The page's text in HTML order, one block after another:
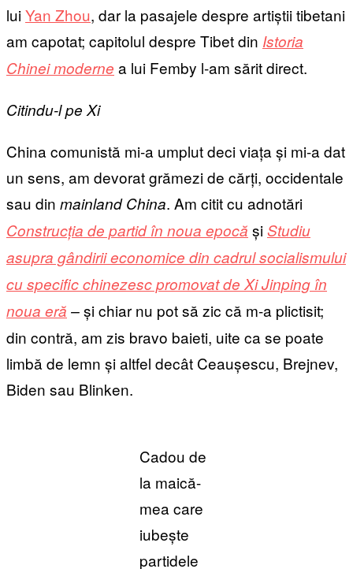
luiYan Zhou, dar la pasajele despre artiștii tibetani
am capotat; capitolul despre Tibet din Istoria
Chinei moderne a lui Femby l-am sărit direct.
Citindu-l pe Xi
China comunistă mi-a umplut deci viața și mi-a dat
un sens, am devorat grămezi de cărți, occidentale
sau din mainland China. Am citit cu adnotări
Construcția de partid în noua epocă șiStudiu
asupra gândirii economice din cadrul socialismului
cu specific chinezesc promovat de Xi Jinping în
noua eră –și chiar nu pot să zic că m-a plictisit;
din contră, am zis bravo baieti, uite ca se poate
limbă de lemn și altfel decât Ceaușescu, Brejnev,
Biden sau Blinken.
Cadou de
la maică-
mea care
iubește
partidele